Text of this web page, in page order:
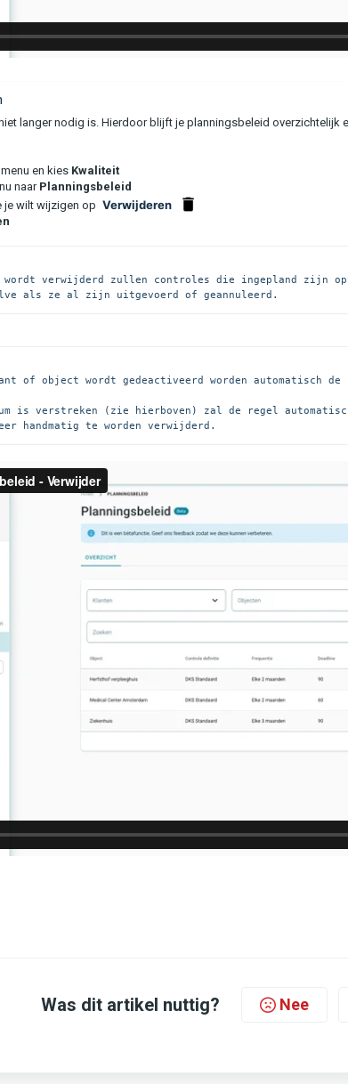
langer nodig is. Hierdoor blijft je planningsbeleid
en kies Kwaliteit
naar Planningsbeleid
je wilt wijzigen op Verwijderen
verwijderd zullen controles die ingepland zijn op
als ze al zijn uitgevoerd of geannuleerd.
of object wordt gedeactiveerd worden automatisch
is verstreken (zie hierboven) zal de regel
handmatig te worden verwijderd.
Was dit artikel nuttig? Nee